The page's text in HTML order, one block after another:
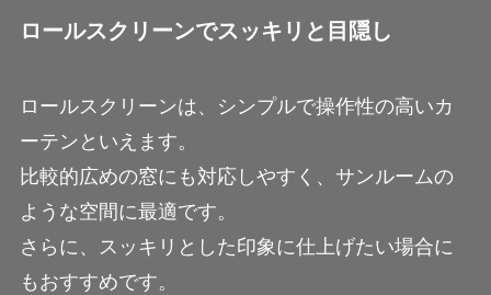
ロールスクリーンでスッキリと目隠し
ロールスクリーンは、シンプルで操作性の高いカ
ーテンといえます。
比較的広めの窓にも対応しやすく、サンルームの
ような空間に最適です。
さらに、スッキリとした印象に仕上げたい場合に
もおすすめです。